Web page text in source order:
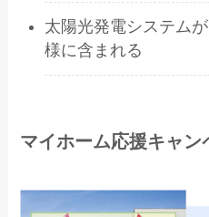
太陽光発電システム
様に含まれる
マイホーム応援キャン